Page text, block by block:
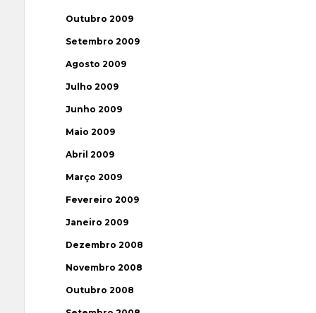
Outubro 2009
Setembro 2009
Agosto 2009
Julho 2009
Junho 2009
Maio 2009
Abril 2009
Março 2009
Fevereiro 2009
Janeiro 2009
Dezembro 2008
Novembro 2008
Outubro 2008